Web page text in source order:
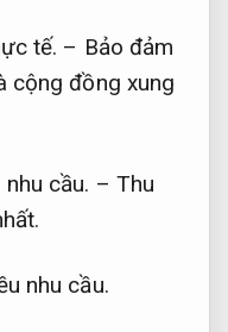
tế. – Bảo đảm
cộng đồng xung
cầu. – Thu
nhu cầu.